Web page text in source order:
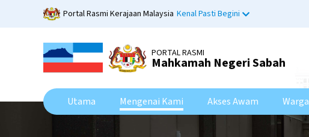
Portal Rasmi Kerajaan Malaysia Kenal Pasti Begini
PORTAL RASMI
Mahkamah Negeri Sabah
Utama Mengenai Kami Akses Awam Warga